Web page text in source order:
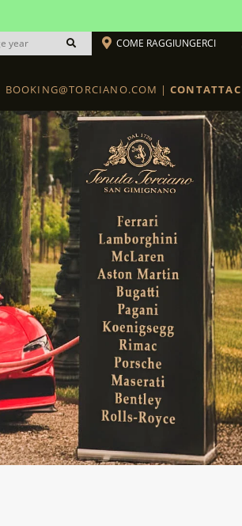
COME RAGGIUNGERCI
Cantina toscana con vendita diretta di
BOOKING@TORCIANO.COM |